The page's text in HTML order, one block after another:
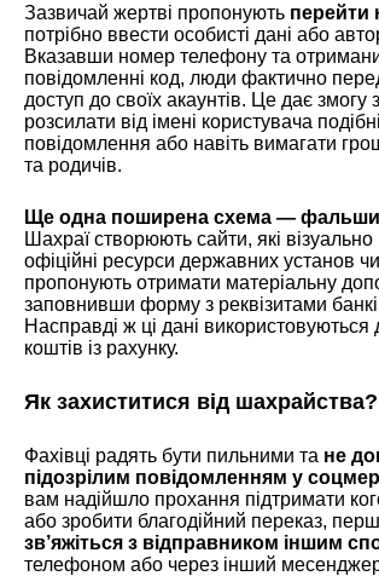
Зазвичай жертві пропонують перейти
потрібно ввести особисті дані або
Вказавши номер телефону та
повідомленні код, люди фактично
доступ до своїх акаунтів. Це дає
розсилати від імені користувача
повідомлення або навіть вимагати
та родичів.
Ще одна поширена схема —
Шахраї створюють сайти, які
офіційні ресурси державних установ
пропонують отримати матеріальну
заповнивши форму з реквізитами
Насправді ж ці дані використовуються
коштів із рахунку.
Як захиститися від шахрайства?
Фахівці радять бути пильними та не
підозрілим повідомленням у
вам надійшло прохання підтримати
або зробити благодійний переказ, перш
зв’яжіться з відправником іншим
телефоном або через інший